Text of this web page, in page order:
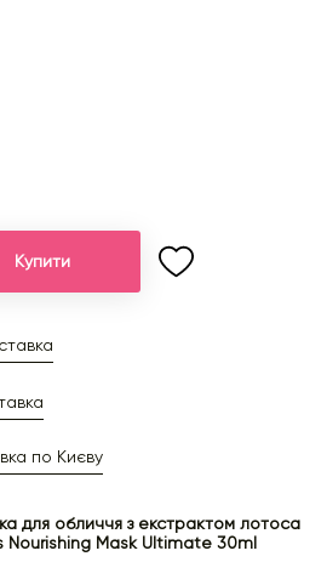
Купити
по Києву
для обличчя з екстрактом лотоса
Mask Ultimate 30ml